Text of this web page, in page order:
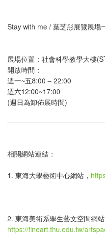
Stay with me / 葉芝彤展覽展場
展場位置：社會科學教學大樓
開放時間：
週一~五8:00 – 22:00
週六12:00~17:00
(週日為卸佈展時間)
相關網站連結：
1. 東海大學藝術中心網站，
2. 東海美術系學生藝文空間網站
https://fineart.thu.edu.tw/